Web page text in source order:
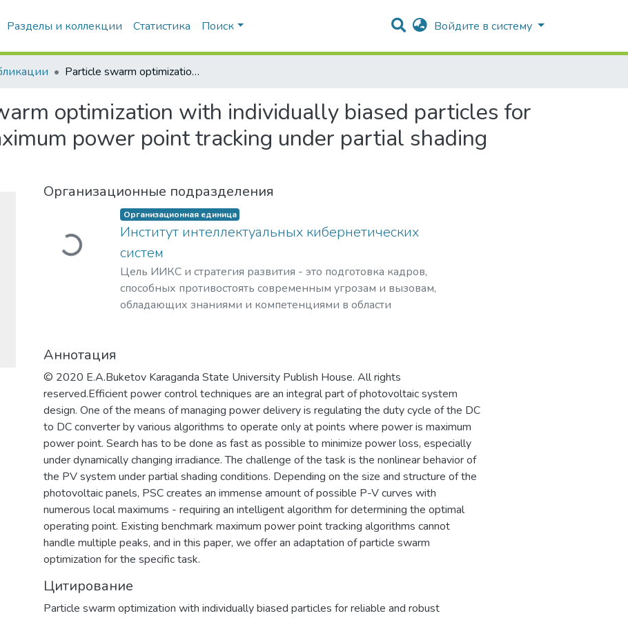
Разделы и коллекции Статистика Поиск Войдите в систему
Particle swarm optimization with individually biased particles for reliable and robust maximum power point tracking under partial shading conditions
optimization with individually biased particles for
power point tracking under partial shading
Организационные подразделения
Загружается... Организационная единица
Институт интеллектуальных кибернетических
систем
Цель ИИКС и стратегия развития - это подготовка кадров,
способных противостоять современным угрозам и вызовам,
обладающих знаниями и компетенциями в области
важных информационных систем и противодействия
отмыванию денег, полученных преступным путем, и
финансированию терроризма.
Аннотация
© 2020 E.A.Buketov Karaganda State University Publish House. All rights
reserved.Efficient power control techniques are an integral part of photovoltaic system
design. One of the means of managing power delivery is regulating the duty cycle of the DC
to DC converter by various algorithms to operate only at points where power is maximum
power point. Search has to be done as fast as possible to minimize power loss, especially
under dynamically changing irradiance. The challenge of the task is the nonlinear behavior of
the PV system under partial shading conditions. Depending on the size and structure of the
photovoltaic panels, PSC creates an immense amount of possible P-V curves with
numerous local maximums - requiring an intelligent algorithm for determining the optimal
operating point. Existing benchmark maximum power point tracking algorithms cannot
handle multiple peaks, and in this paper, we offer an adaptation of particle swarm
optimization for the specific task.
Цитирование
Particle swarm optimization with individually biased particles for reliable and robust